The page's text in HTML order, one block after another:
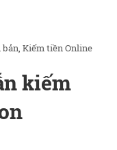
bản Kiếm tiền Online
kiếm